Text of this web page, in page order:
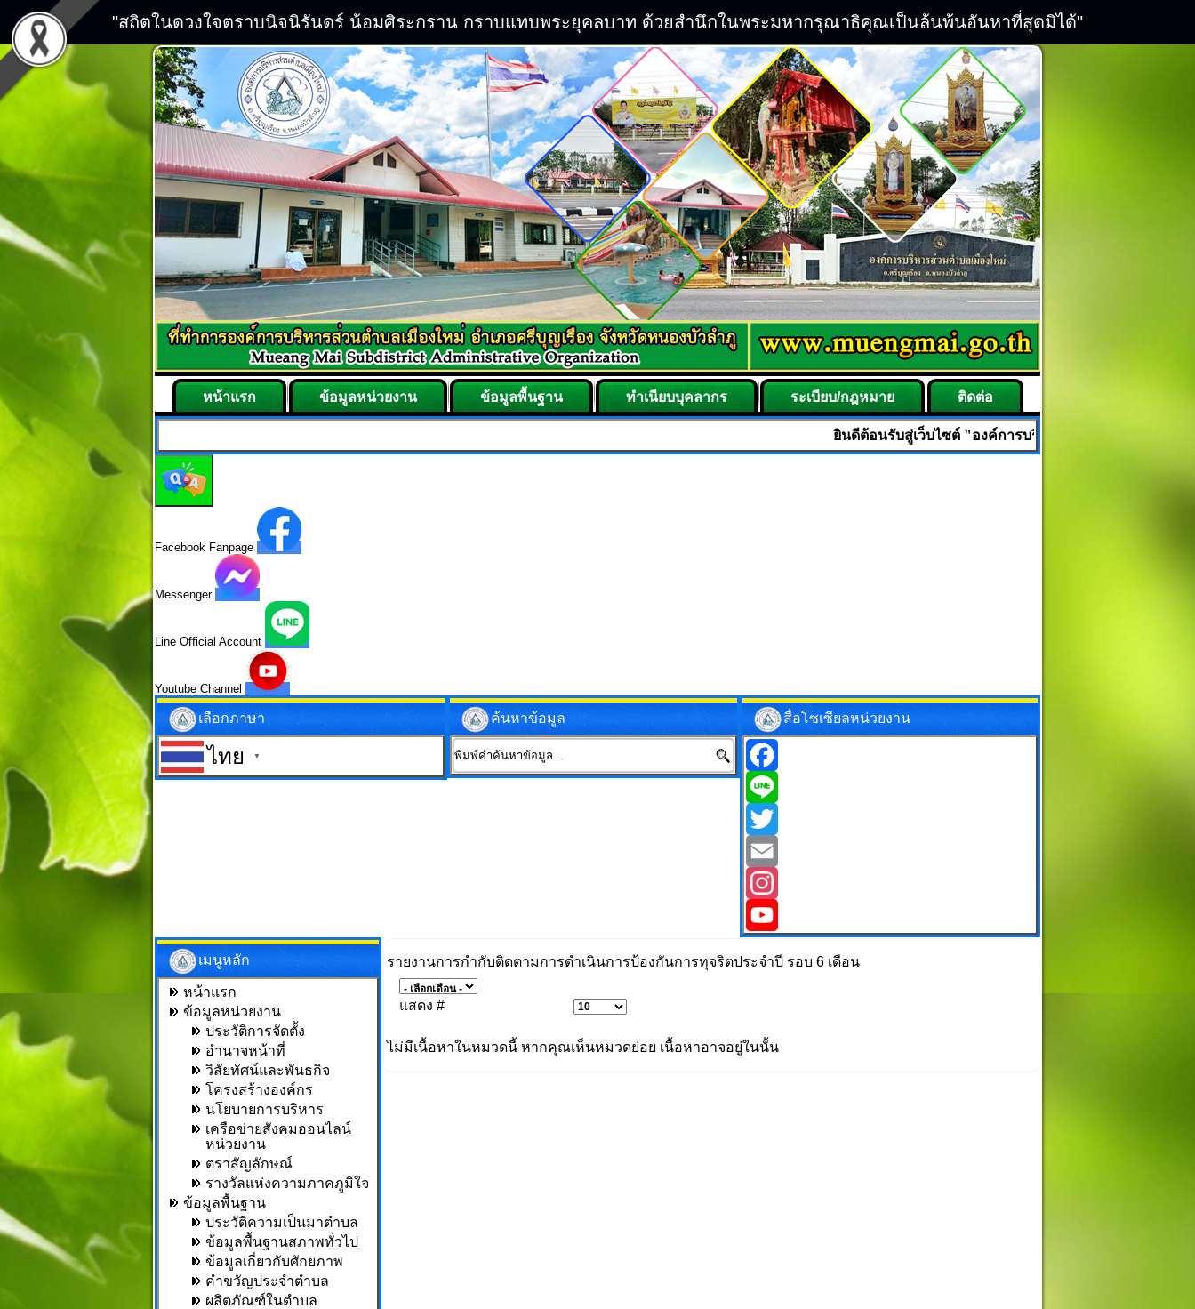
"สถิตในดวงใจตราบนิจนิรันดร์ น้อมศิระกราน กราบแทบพระยุคลบาท ด้วยสำนึกในพระมหากรุณาธิคุณเป็นล้นพ้นอันหาที่สุดมิได้"
หน้าแรก ข้อมูลหน่วยงาน ข้อมูลพื้นฐาน ทำเนียบบุคลากร ระเบียบ/กฎหมาย ติดต่อ
ยินดีต้อนรับสู่เว็บไซต์ "องค์การบริหารส่วนตำบลเมืองใหม่ อำเภอศรีบุญเรื
Facebook Fanpage
Messenger
Line Official Account
Youtube Channel
เลือกภาษา
ไทย ▼
ค้นหาข้อมูล สื่อโซเซียลหน่วยงาน
Facebook
Line
Twitter
Email
Instagram
เมนูหลัก
หน้าแรก
ข้อมูลหน่วยงาน
ประวัติการจัดตั้ง
อำนาจหน้าที่
วิสัยทัศน์และพันธกิจ
โครงสร้างองค์กร
นโยบายการบริหาร
เครือข่ายสังคมออนไลน์
หน่วยงาน
ตราสัญลักษณ์
รางวัลแห่งความภาคภูมิใจ
ข้อมูลพื้นฐาน
ประวัติความเป็นมาตำบล
ข้อมูลพื้นฐานสภาพทั่วไป
ข้อมูลเกี่ยวกับศักยภาพ
คำขวัญประจำตำบล
ผลิตภัณฑ์ในตำบล
รายงานการกำกับติดตามการดำเนินการป้องกันการทุจริตประจำปี รอบ 6 เดือน
แสดง #
ไม่มีเนื้อหาในหมวดนี้ หากคุณเห็นหมวดย่อย เนื้อหาอาจอยู่ในนั้น